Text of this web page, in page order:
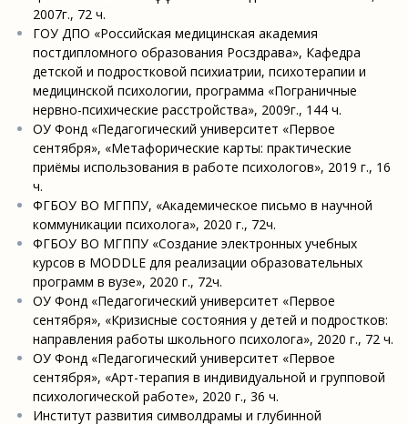
2007г., 72 ч.
ГОУ ДПО «Российская медицинская академия
постдипломного образования Росздрава», Кафедра
детской и подростковой психиатрии, психотерапии и
медицинской психологии, программа «Пограничные
нервно-психические расстройства», 2009г., 144 ч.
ОУ Фонд «Педагогический университет «Первое
сентября», «Метафорические карты: практические
приёмы использования в работе психологов», 2019 г., 16
ч.
ФГБОУ ВО МГППУ, «Академическое письмо в научной
коммуникации психолога», 2020 г., 72ч.
ФГБОУ ВО МГППУ «Создание электронных учебных
курсов в MODDLE для реализации образовательных
программ в вузе», 2020 г., 72ч.
ОУ Фонд «Педагогический университет «Первое
сентября», «Кризисные состояния у детей и подростков:
направления работы школьного психолога», 2020 г., 72 ч.
ОУ Фонд «Педагогический университет «Первое
сентября», «Арт-терапия в индивидуальной и групповой
психологической работе», 2020 г., 36 ч.
Институт развития символдрамы и глубинной